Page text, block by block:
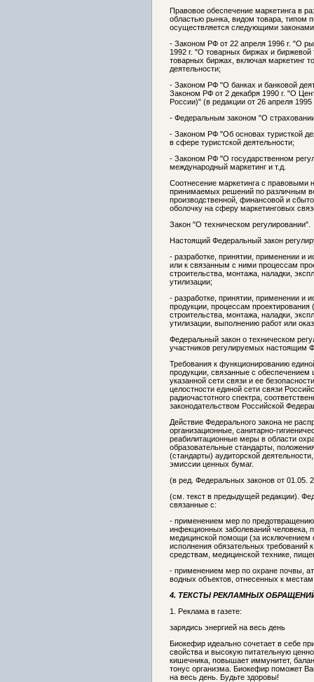
Правовое обеспечение маркетинга в
областью рынка, видом товара, типом
осуществляется следующими
- Законом РФ от 22 апреля 1996 г. "О
1992 г. "О товарных биржах и
товарных биржах, включая маркетинг
деятельности;
- Законом РФ "О банках и банковой
Законом РФ от 2 декабря 1990 г. "О
России)" (в редакции от 26 апреля 1995
- Федеральным законом "О
- Законом РФ "Об основах туристкой
в сфере туристской деятельности;
- Законом РФ "О государственном
международный маркетинг и т.д.
Соотнесение маркетинга с
принимаемых решений по различным
производственной, финансовой и
оболочку на сферу маркетинговых
Закон "О техническом регулировании".
Настоящий Федеральный закон
- разработке, принятии, применении и
или к связанным с ними процессам
строительства, монтажа, наладки,
утилизации;
- разработке, принятии, применении и
продукции, процессам
строительства, монтажа, наладки,
утилизации, выполнению работ или
Федеральный закон о техническом
участников регулируемых настоящим
Требования к функционированию
продукции, связанные с обеспечением
указанной сети связи и ее
целостности единой сети связи
радиочастотного спектра,
законодательством Российской
Действие Федерального закона не
организационные, санитарно-
реабилитационные меры в области
образовательные стандарты,
(стандарты) аудиторской
эмиссии ценных бумаг.
(в ред. Федеральных законов от 01.05.
(см. текст в предыдущей редакции).
связанные с:
- применением мер по
инфекционных заболеваний человека,
медицинской помощи (за исключением
исполнения обязательных требований
средствам, медицинской технике,
- применением мер по охране почвы,
водных объектов, отнесенных к
4. ТЕКСТЫ РЕКЛАМНЫХ
1. Реклама в газете:
зарядись энергией на весь день
Биокефир идеально сочетает в себе
свойства и высокую питательную
кишечника, повышает иммунитет,
тонус организма. Биокефир поможет
на весь день. Будьте здоровы!